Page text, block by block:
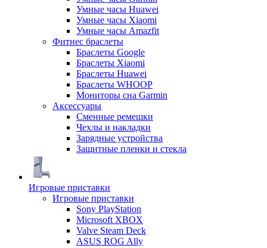
Умные часы Huawei
Умные часы Xiaomi
Умные часы Amazfit
Фитнес браслеты
Браслеты Google
Браслеты Xiaomi
Браслеты Huawei
Браслеты WHOOP
Мониторы сна Garmin
Аксессуары
Сменные ремешки
Чехлы и накладки
Зарядные устройства
Защитные пленки и стекла
Игровые приставки
Игровые приставки
Sony PlayStation
Microsoft XBOX
Valve Steam Deck
ASUS ROG Ally